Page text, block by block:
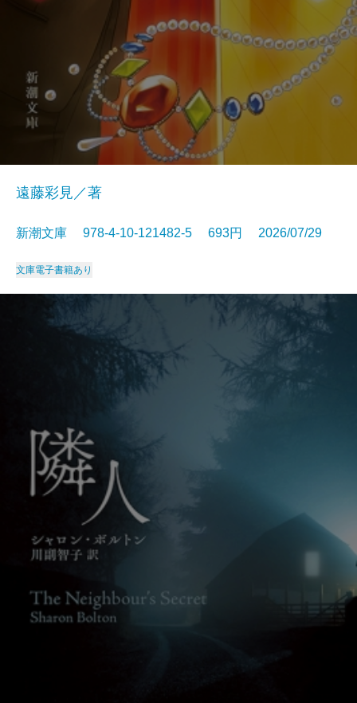
遠藤彩見／著
新潮文庫 978-4-10-121482-5 693円 2026/07/29
文庫電子書籍あり